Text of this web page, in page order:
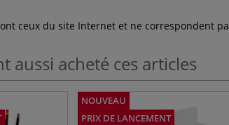
ceux du site Internet et ne correspondent
aussi acheté ces articles
NOUVEAU
PRIX DE LANCEMENT